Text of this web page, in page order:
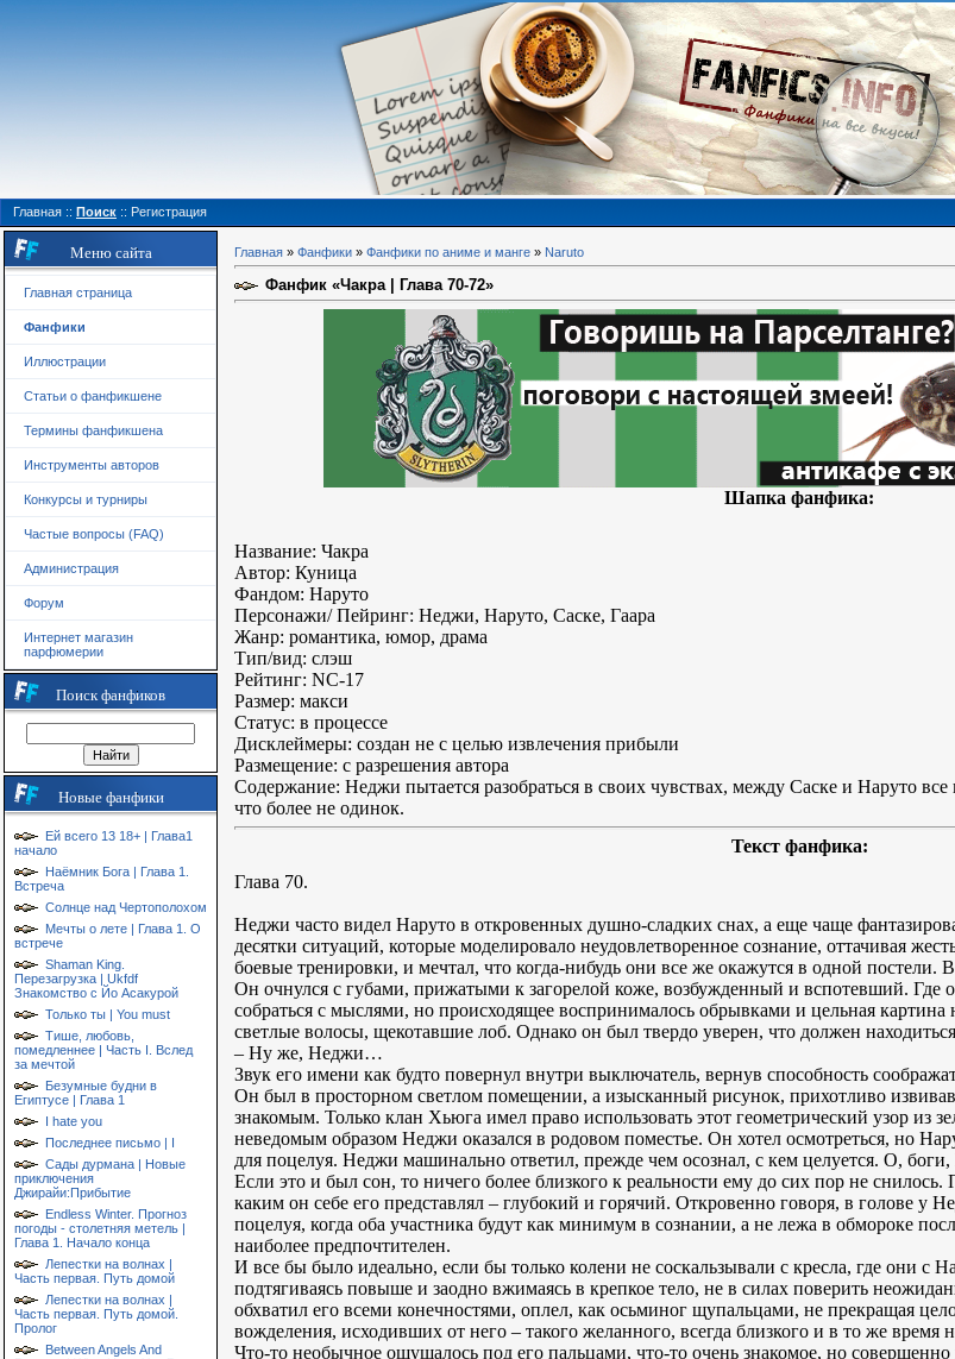
Главная :: Поиск :: Регистрация
Меню сайта
Главная страница
Фанфики
Иллюстрации
Статьи о фанфикшене
Термины фанфикшена
Инструменты авторов
Конкурсы и турниры
Частые вопросы (FAQ)
Администрация
Форум
Интернет магазин
парфюмерии
Поиск фанфиков
Новые фанфики
Ей всего 13 18+ | Глава1
начало
Наёмник Бога | Глава 1.
Встреча
Солнце над Чертополохом
Мечты о лете | Глава 1. О
встрече
Shaman King.
Перезагрузка | Ukfdf
Знакомство с Йо Асакурой
Только ты | You must
Тише, любовь,
помедленнее | Часть I. Вслед
за мечтой
Безумные будни в
Египтусе | Глава 1
I hate you
Последнее письмо | I
Сады дурмана | Новые
приключения
Джирайи:Прибытие
Endless Winter. Прогноз
погоды - столетняя метель |
Глава 1. Начало конца
Лепестки на волнах |
Часть первая. Путь домой
Лепестки на волнах |
Часть первая. Путь домой.
Пролог
Between Angels And
Главная » Фанфики » Фанфики по аниме и манге » Naruto
Фанфик «Чакра | Глава 70-72»
Шапка фанфика:
Название: Чакра
Автор: Куница
Фандом: Наруто
Персонажи/ Пейринг: Неджи, Наруто, Саске, Гаара
Жанр: романтика, юмор, драма
Тип/вид: слэш
Рейтинг: NC-17
Размер: макси
Статус: в процессе
Дисклеймеры: создан не с целью извлечения прибыли
Размещение: с разрешения автора
Содержание: Неджи пытается разобраться в своих чувствах, между Саске и Наруто все
что более не одинок.
Текст фанфика:
Глава 70.
Неджи часто видел Наруто в откровенных душно-сладких снах, а еще чаще
десятки ситуаций, которые моделировало неудовлетворенное сознание, оттачивая
боевые тренировки, и мечтал, что когда-нибудь они все же окажутся в одной постели.
Он очнулся с губами, прижатыми к загорелой коже, возбужденный и вспотевший. Где
собраться с мыслями, но происходящее воспринималось обрывками и цельная картина
светлые волосы, щекотавшие лоб. Однако он был твердо уверен, что должен
– Ну же, Неджи…
Звук его имени как будто повернул внутри выключатель, вернув способность
Он был в просторном светлом помещении, а изысканный рисунок, прихотливо
знакомым. Только клан Хьюга имел право использовать этот геометрический узор из
неведомым образом Неджи оказался в родовом поместье. Он хотел осмотреться, но
для поцелуя. Неджи машинально ответил, прежде чем осознал, с кем целуется. О,
Если это и был сон, то ничего более близкого к реальности ему до сих пор не
каким он себе его представлял – глубокий и горячий. Откровенно говоря, в голове у
поцелуя, когда оба участника будут как минимум в сознании, а не лежа в обмороке
наиболее предпочтителен.
И все бы было идеально, если бы только колени не соскальзывали с кресла, где они с
подтягиваясь повыше и заодно вжимаясь в крепкое тело, не в силах поверить
обхватил его всеми конечностями, оплел, как осьминог щупальцами, не прекращая
вожделения, исходивших от него – такого желанного, всегда близкого и в то же время
Что-то необычное ощущалось под его пальцами, что-то очень знакомое, но